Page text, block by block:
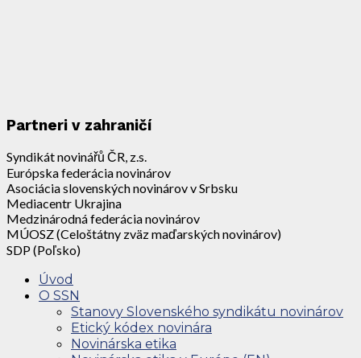
Partneri v zahraničí
Syndikát novinářů ČR, z.s.
Európska federácia novinárov
Asociácia slovenských novinárov v Srbsku
Mediacentr Ukrajina
Medzinárodná federácia novinárov
MÚOSZ (Celoštátny zväz maďarských novinárov)
SDP (Poľsko)
Úvod
O SSN
Stanovy Slovenského syndikátu novinárov
Etický kódex novinára
Novinárska etika